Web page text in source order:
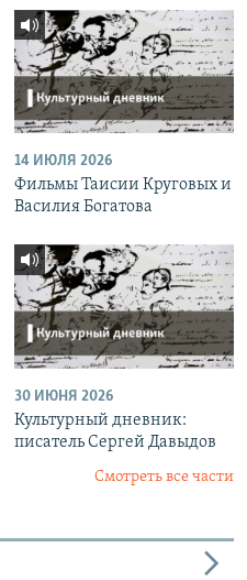
14 ИЮЛЯ 2026
Фильмы Таисии Круговых и
Василия Богатова
30 ИЮНЯ 2026
Культурный дневник:
писатель Сергей Давыдов
Смотреть все части